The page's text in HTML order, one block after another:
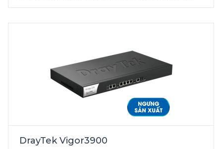
hỗ trợ WiFi Marketing.
2 port 10 Gigabit WAN / LAN slot SFP+ (cho
phép chuyển đổi WAN/LAN linh hoạt).
2 port 2.5 Gigabit WAN / LAN, RJ45 (cho phép
chuyển đổi WAN/LAN linh hoạt).
DrayTek Vigor3900